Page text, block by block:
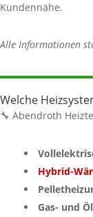
Kundennähe.
Alle Informationen
Welche
🔧 Abendroth
Hybrid-
Gas- und